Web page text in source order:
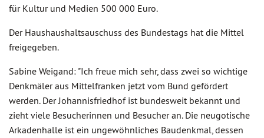
für Kultur und Medien 500 000 Euro.
Der Haushaushaltsauschuss des Bundestags hat die Mittel
freigegeben.
Sabine Weigand: "Ich freue mich sehr, dass zwei so wichtige
Denkmäler aus Mittelfranken jetzt vom Bund gefördert
werden. Der Johannisfriedhof ist bundesweit bekannt und
zieht viele Besucherinnen und Besucher an. Die neugotische
Arkadenhalle ist ein ungewöhnliches Baudenkmal, dessen